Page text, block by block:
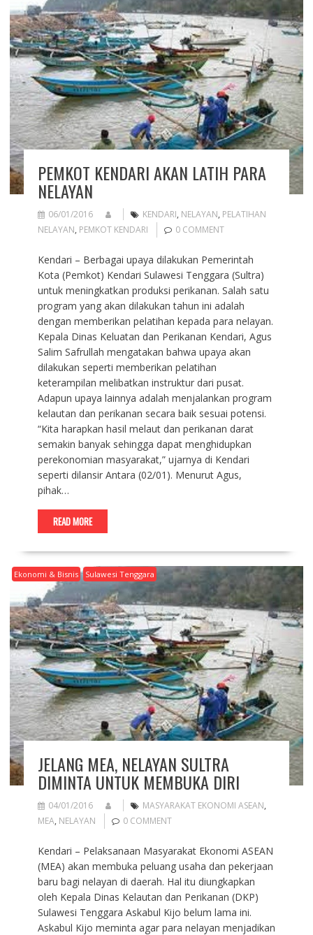
PEMKOT KENDARI AKAN LATIH PARA
NELAYAN
06/01/2016 KENDARI, NELAYAN, PELATIHAN
NELAYAN, PEMKOT KENDARI 0 COMMENT
Kendari – Berbagai upaya dilakukan Pemerintah
Kota (Pemkot) Kendari Sulawesi Tenggara (Sultra)
untuk meningkatkan produksi perikanan. Salah satu
program yang akan dilakukan tahun ini adalah
dengan memberikan pelatihan kepada para nelayan.
Kepala Dinas Keluatan dan Perikanan Kendari, Agus
Salim Safrullah mengatakan bahwa upaya akan
dilakukan seperti memberikan pelatihan
keterampilan melibatkan instruktur dari pusat.
Adapun upaya lainnya adalah menjalankan program
kelautan dan perikanan secara baik sesuai potensi.
“Kita harapkan hasil melaut dan perikanan darat
semakin banyak sehingga dapat menghidupkan
perekonomian masyarakat,” ujarnya di Kendari
seperti dilansir Antara (02/01). Menurut Agus,
pihak…
READ MORE
Ekonomi & Bisnis Sulawesi Tenggara
JELANG MEA, NELAYAN SULTRA
DIMINTA UNTUK MEMBUKA DIRI
04/01/2016 MASYARAKAT EKONOMI ASEAN,
MEA, NELAYAN 0 COMMENT
Kendari – Pelaksanaan Masyarakat Ekonomi ASEAN
(MEA) akan membuka peluang usaha dan pekerjaan
baru bagi nelayan di daerah. Hal itu diungkapkan
oleh Kepala Dinas Kelautan dan Perikanan (DKP)
Sulawesi Tenggara Askabul Kijo belum lama ini.
Askabul Kijo meminta agar para nelayan menjadikan